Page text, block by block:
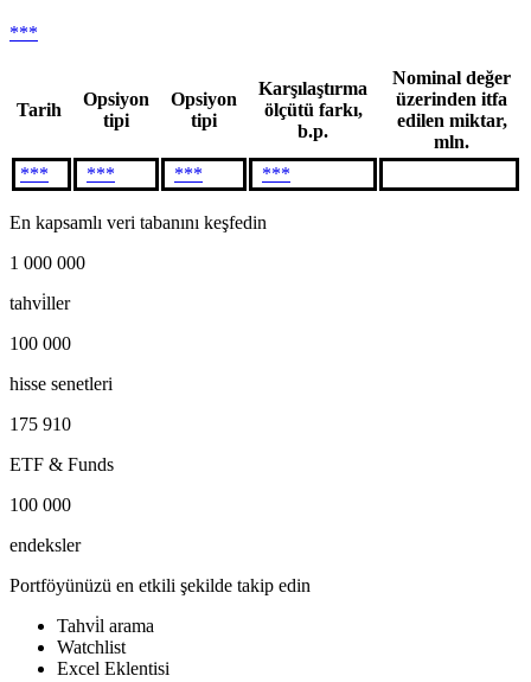
***
Tarih
Opsiyon
tipi
Opsiyon
tipi
Karşılaştırma
ölçütü farkı,
b.p.
Nominal değer
üzerinden itfa
edilen miktar,
mln.
***
*** *** ***
En kapsamlı veri tabanını keşfedin
1 000 000
tahvi̇ller
100 000
hisse senetleri
175 910
ETF & Funds
100 000
endeksler
Portföyünüzü en etkili şekilde takip edin
Tahvi̇l arama
Watchlist
Excel Eklentisi